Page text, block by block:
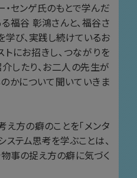
・センゲ氏のもとで学んだ
福谷 彰鴻さんと、福谷さ
学び、実践し続けているお
にお招きし、つながりを
したり、お二人の先生が
かについて聞いていきま
え方の癖のことを「メンタ
ステム思考を学ぶことは、
事の捉え方の癖に気づく